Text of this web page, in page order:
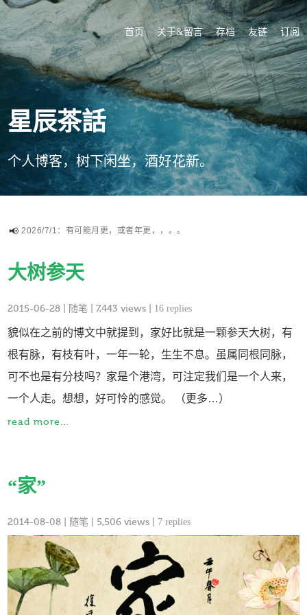
首页 关于&留言 存档 友链 订阅
星辰茶話
个人博客，树下闲坐，酒好花新。
2026/7/1：有可能月更，或者年更，，。。
大树参天
2015-06-28 随笔 | 7,443 views | 16 replies
貌似在之前的博文中就提到，家好比就是一颗参天大树，有
根有脉，有枝有叶，一年一轮，生生不息。虽属同根同脉，
可不也是有分枝吗？家是个港湾，可注定我们是一个人来，
一个人走。想想，好可怜的感觉。 （更多…）
read more...
“家”
2014-08-08 随笔 | 5,506 views | 7 replies